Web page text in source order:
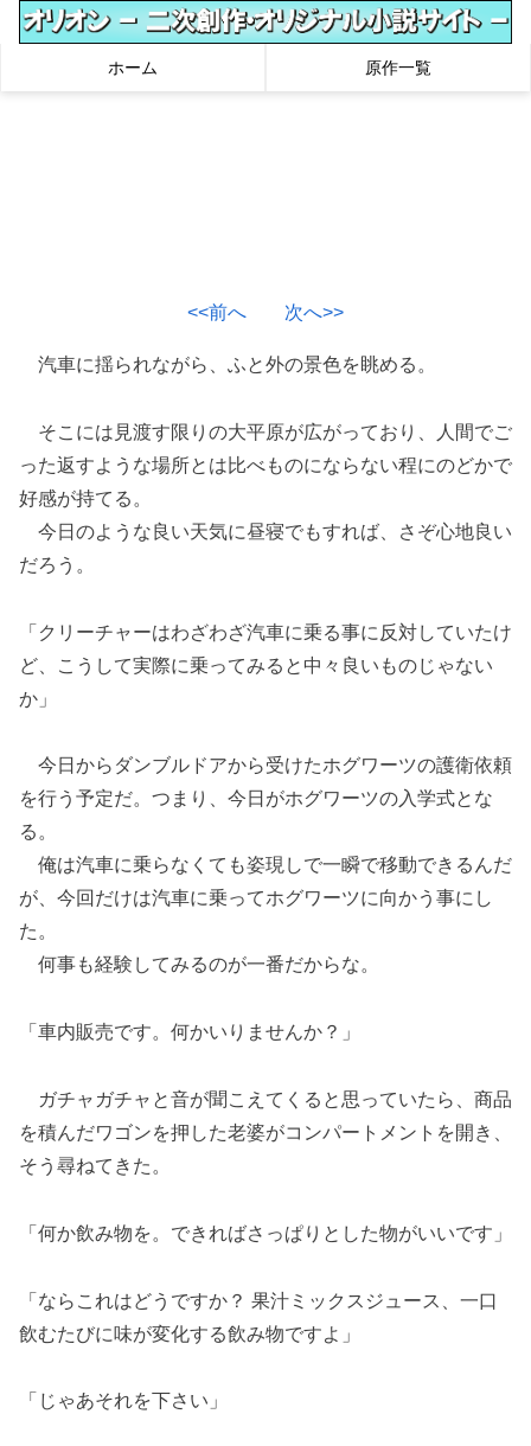
ホーム 原作一覧
<<前へ 次へ>>
汽車に揺られながら、ふと外の景色を眺める。
そこには見渡す限りの大平原が広がっており、人間でご
った返すような場所とは比べものにならない程にのどかで
好感が持てる。
今日のような良い天気に昼寝でもすれば、さぞ心地良い
だろう。
「クリーチャーはわざわざ汽車に乗る事に反対していたけ
ど、こうして実際に乗ってみると中々良いものじゃない
か」
今日からダンブルドアから受けたホグワーツの護衛依頼
を行う予定だ。つまり、今日がホグワーツの入学式とな
る。
俺は汽車に乗らなくても姿現しで一瞬で移動できるんだ
が、今回だけは汽車に乗ってホグワーツに向かう事にし
た。
何事も経験してみるのが一番だからな。
「車内販売です。何かいりませんか？」
ガチャガチャと音が聞こえてくると思っていたら、商品
を積んだワゴンを押した老婆がコンパートメントを開き、
そう尋ねてきた。
「何か飲み物を。できればさっぱりとした物がいいです」
「ならこれはどうですか？ 果汁ミックスジュース、一口
飲むたびに味が変化する飲み物ですよ」
「じゃあそれを下さい」